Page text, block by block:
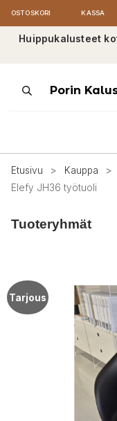
OSTOSKORI KASSA
Huippukalusteet
ProductsPorin
Etusivu > Kauppa >
Elefy JH36 työtuoli
Tuoteryhmät
Tarjous